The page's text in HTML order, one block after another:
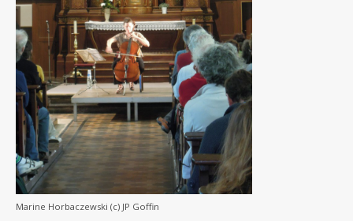
Marine Horbaczewski (c) JP Goffin